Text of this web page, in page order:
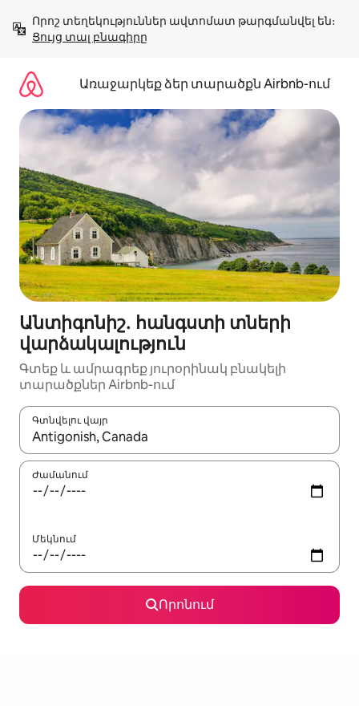
բովանդակությանը
Ցույց տալ բնագիրը
Առաջարկեք ձեր տարածքն Airbnb-ում
Անտիգոնիշ․ հանգստի տների
վարձակալություն
Գտեք և ամրագրեք յուրօրինակ բնակելի
տարածքներ Airbnb-ում
Գտնվելու վայր
Երբ արդյունքները հասանելի լինեն, սլաքների
Ժամանում
Մեկնում
Որոնում